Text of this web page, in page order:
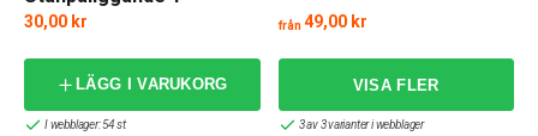
vägsuttag
30,00 kr
LÄGG I VARUKORG
I webblager: 54 st
från 49,00 kr
3 av 3 varianter i webblager